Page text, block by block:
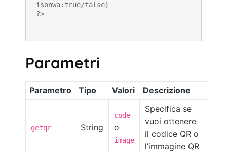
isonwa:true/false}
?>
Parametri
Parametro Tipo Valori Descrizione
getqr String
code
o
image
Specifica se
vuoi ottenere
il codice QR o
l’immagine QR